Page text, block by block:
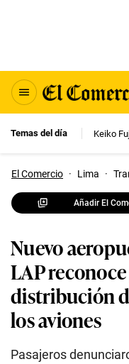
Temas del día Keiko
El Comercio · Lima ·
Añadir El
Nuevo
LAP
distribución
los aviones
Pasajeros